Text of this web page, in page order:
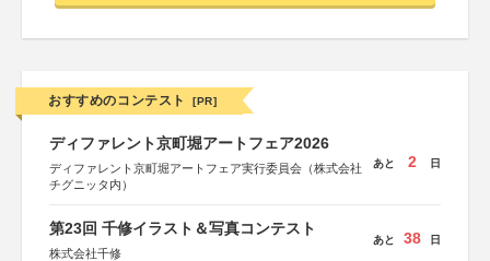
おすすめのコンテスト [PR]
ディファレント京町堀アートフェア2026
ディファレント京町堀アートフェア実行委員会（株式会社
チグニッタ内）
あと 2 日
第23回 千修イラスト＆写真コンテスト
株式会社千修
あと 38 日